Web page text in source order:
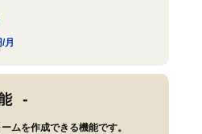
/月
ムを作成できる機能です。